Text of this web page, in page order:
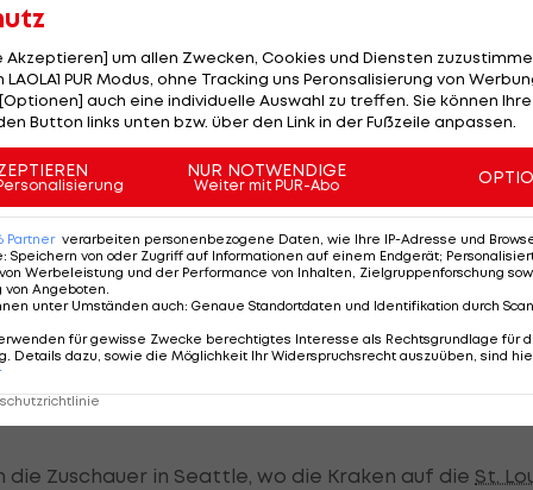
Club daheim gegen die Chicago Blackhaws. Der
erzielt Guenther in der fünften Minute. Keller (14.) und
Teravainen (35.) und Foligno (45.) zwar nochmals
Guenther (60./EN) per Empty-Netter und
Zuschauer in Seattle, wo die Kraken auf die St.
Akzeptieren] um allen Zwecken, Cookies und Diensten
PUR Modus, ohne Tracking uns Peronsalisierung von
auch eine individuelle Auswahl zu treffen. Sie können
Button links unten bzw. über den Link in der Fußzeile anpassen.
NUR NOTWENDIGE
Weiter mit PUR-Abo
Partner verarbeiten personenbezogene Daten, wie Ihre IP-Adresse und
: Speichern von oder Zugriff auf Informationen auf einem Endgerät;
Werbeleistung und der Performance von Inhalten, Zielgruppenforschung
von Angeboten
unter Umständen auch: Genaue Standortdaten und Identifikation durch
für gewisse Zwecke berechtigtes Interesse als Rechtsgrundlage für
Details dazu, sowie die Möglichkeit Ihr Widerspruchsrecht auszuüben, sind